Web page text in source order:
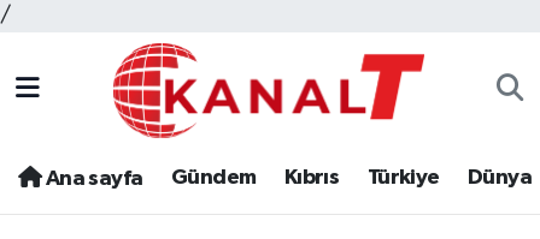
/
Ana sayfa Gündem Kıbrıs Türkiye Dünya